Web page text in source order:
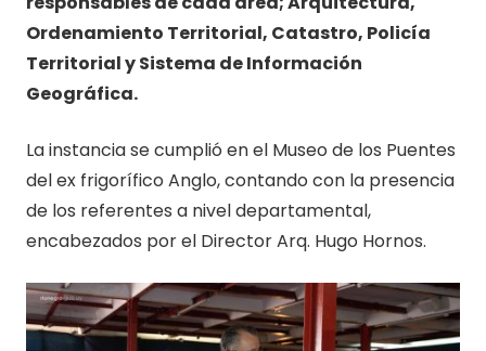
Ordenamiento Territorial, Catastro, Policía
Territorial y Sistema de Información
Geográfica.
La instancia se cumplió en el Museo de los Puentes
del ex frigorífico Anglo, contando con la presencia
de los referentes a nivel departamental,
encabezados por el Director Arq. Hugo Hornos.